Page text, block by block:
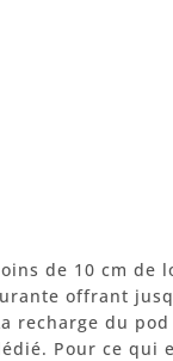
de 10 cm de
offrant
recharge du pod
Pour ce qui